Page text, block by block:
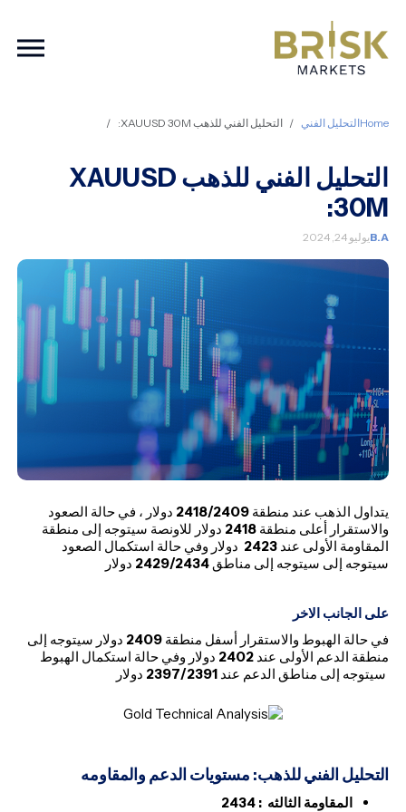
Homeالتحليل الفني التحليل الفني للذهب XAUUSD 30M:
التحليل الفني للذهب XAUUSD
30M:
B.Aيوليو 24, 2024
يتداول الذهب عند منطقة2418/2409 دولار ، في حالة الصعود
والاستقرار أعلى منطقة2418 دولار للاونصة سيتوجه إلى منطقة
المقاومة الأولى عند2423 دولار وفي حالة استكمال الصعود
سيتوجه إلى سيتوجه إلى مناطق2429/2434 دولار
على الجانب الاخر
في حالة الهبوط والاستقرار أسفل منطقة2409 دولار سيتوجه إلى
منطقة الدعم الأولى عند2402 دولار وفي حالة استكمال الهبوط
سيتوجه إلى مناطق الدعم عند2397/2391 دولار
التحليل الفني للذهب: مستويات الدعم والمقاومه
المقاومة الثالثه :
2434